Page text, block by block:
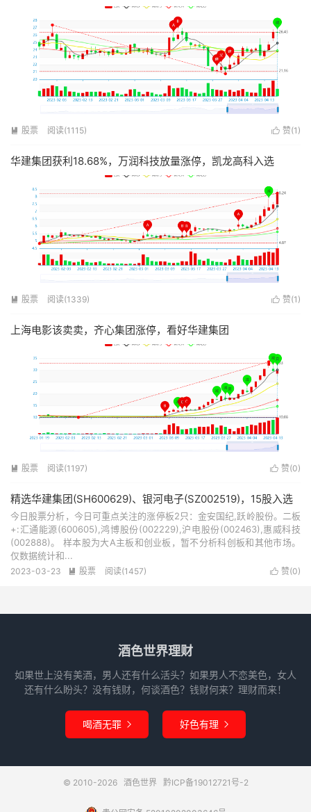
 赞(1 )
 股票 阅读(1115)
华建集团获利18.68%，万润科技放量涨停，凯龙高科入选
 赞(1 )
 股票 阅读(1339)
上海电影该卖卖，齐心集团涨停，看好华建集团
 赞(0)
 股票 阅读(1197)
精选华建集团(SH600629)、银河电子(SZ002519)，15股入选
今日股票分析，今日可重点关注的涨停板2只：金安国纪,跃岭股份。二板
+:汇通能源(600605),鸿博股份(002229),沪电股份(002463),惠威科技
(002888)。 样本股为大A主板和创业板，暂不分析科创板和其他市场。
仅数据统计和...
 赞(0)
2023-03-23  股票 阅读(1457)
酒色世界理财
如果世上没有美酒，男人还有什么活头？如果男人不恋美色，女人
还有什么盼头？没有钱财，何谈酒色？钱财何来？理财而来！
喝酒无罪  好色有理 
© 2010-2026 酒色世界 黔ICP备19012721号-2